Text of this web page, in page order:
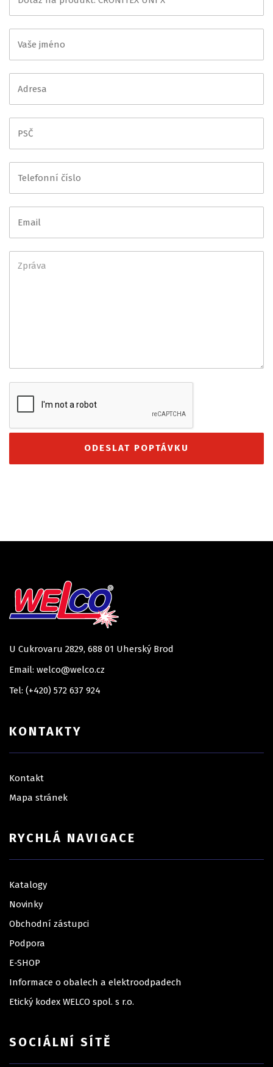
U Cukrovaru 2829, 688 01 Uherský Brod
Email: welco@welco.cz
Tel: (+420) 572 637 924
KONTAKTY
Kontakt
Mapa stránek
RYCHLÁ NAVIGACE
Katalogy
Novinky
Obchodní zástupci
Podpora
E-SHOP
Informace o obalech a elektroodpadech
Etický kodex WELCO spol. s r.o.
SOCIÁLNÍ SÍTĚ